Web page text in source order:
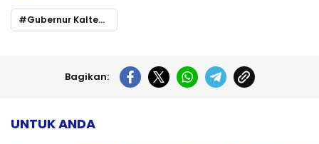
Gubernur Kalteng Dorong KNPI Jadi Motor Penggerak Pemuda
Bagikan:
UNTUK ANDA